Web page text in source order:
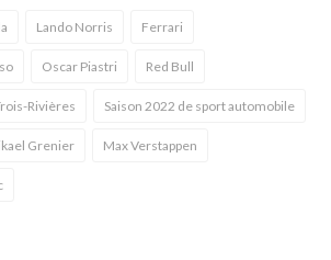
Lando Norris Ferrari
Oscar Piastri Red Bull
Rivières Saison 2022 de sport automobile
Grenier Max Verstappen